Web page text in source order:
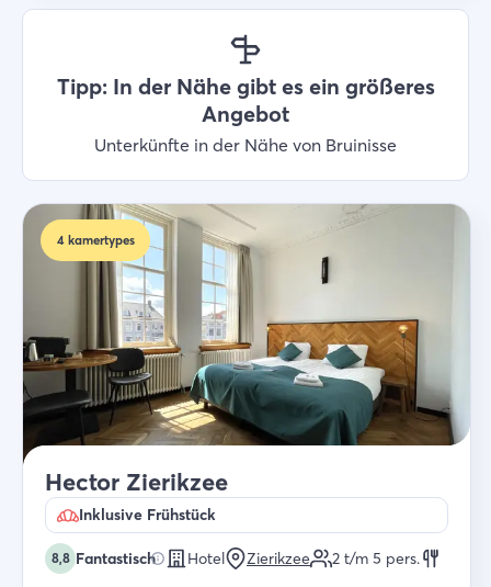
Tipp: In der Nähe gibt es ein größeres
Angebot
Unterkünfte in der Nähe von Bruinisse
4 kamertypes
Hector Zierikzee
Inklusive Frühstück
8,8 Fantastisch Hotel Zierikzee 2 t/m 5 pers.